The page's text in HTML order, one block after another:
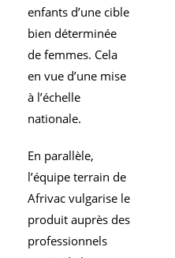
enfants d’une cible
bien déterminée
de femmes. Cela
en vue d’une mise
à l’échelle
nationale.
En parallèle,
l’équipe terrain de
Afrivac vulgarise le
produit auprès des
professionnels